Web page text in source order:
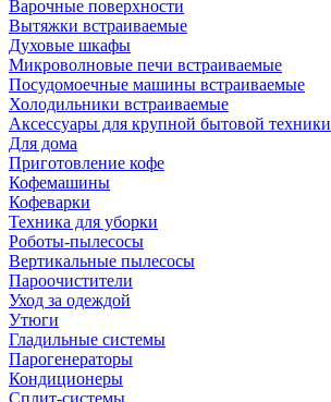
Варочные поверхности
Вытяжки встраиваемые
Духовые шкафы
Микроволновые печи встраиваемые
Посудомоечные машины встраиваемые
Холодильники встраиваемые
Аксессуары для крупной бытовой техники
Для дома
Приготовление кофе
Кофемашины
Кофеварки
Техника для уборки
Роботы-пылесосы
Вертикальные пылесосы
Пароочистители
Уход за одеждой
Утюги
Гладильные системы
Парогенераторы
Кондиционеры
Сплит-системы